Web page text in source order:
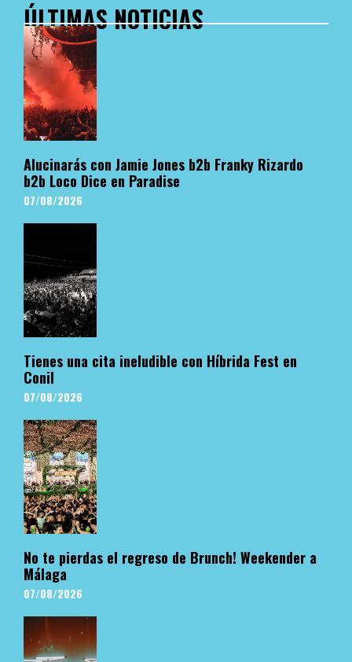
ÚLTIMAS NOTICIAS
Alucinarás con Jamie Jones b2b Franky Rizardo
b2b Loco Dice en Paradise
07/08/2026
Tienes una cita ineludible con Híbrida Fest en
Conil
07/08/2026
No te pierdas el regreso de Brunch! Weekender a
Málaga
07/08/2026